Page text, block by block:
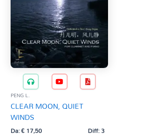
PENG L.
CLEAR MOON, QUIET
WINDS
Da:€17,50 Diff: 3